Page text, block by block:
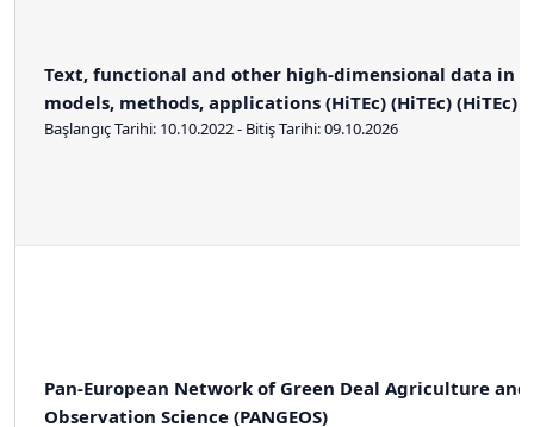
Text, functional and other high-dimensional data in
models, methods, applications (HiTEc) (HiTEc) (HiTEc)
Başlangıç Tarihi: 10.10.2022 - Bitiş Tarihi: 09.10.2026
Pan-European Network of Green Deal Agriculture
Observation Science (PANGEOS)